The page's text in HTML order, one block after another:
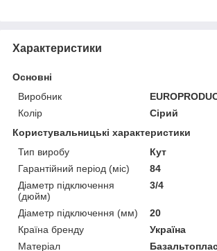
Характеристики
Основні
Виробник
Колір
Сірий
Користувальницькі характеристики
Тип виробу
Кут
Гарантійний період (міс)
84
Діаметр підключення
(дюйм)
3/4
Діаметр підключення (мм)
20
Країна бренду
Україна
Матеріал